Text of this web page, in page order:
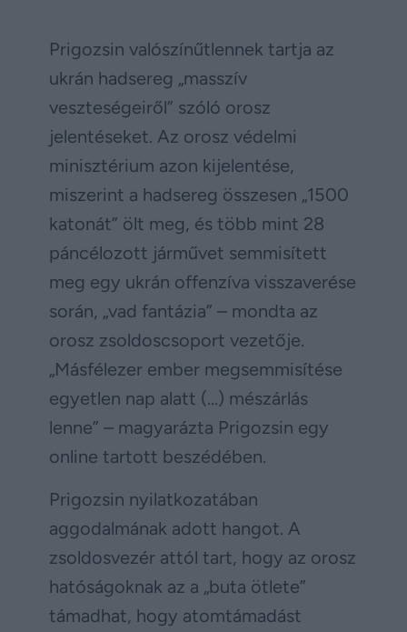
Prigozsin valószínűtlennek tartja az
ukrán hadsereg „masszív
veszteségeiről” szóló orosz
jelentéseket. Az orosz védelmi
minisztérium azon kijelentése,
miszerint a hadsereg összesen „1500
katonát” ölt meg, és több mint 28
páncélozott járművet semmisített
meg egy ukrán offenzíva visszaverése
során, „vad fantázia” – mondta az
orosz zsoldoscsoport vezetője.
„Másfélezer ember megsemmisítése
egyetlen nap alatt (…) mészárlás
lenne” – magyarázta Prigozsin egy
online tartott beszédében.
Prigozsin nyilatkozatában
aggodalmának adott hangot. A
zsoldosvezér attól tart, hogy az orosz
hatóságoknak az a „buta ötlete”
támadhat, hogy atomtámadást